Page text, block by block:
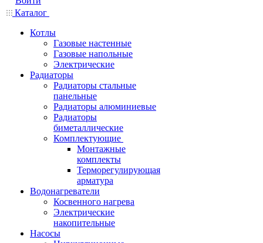
Каталог
Котлы
Газовые настенные
Газовые напольные
Электрические
Радиаторы
Радиаторы стальные
панельные
Радиаторы алюминиевые
Радиаторы
биметаллические
Комплектующие
Монтажные
комплекты
Терморегулирующая
арматура
Водонагреватели
Косвенного нагрева
Электрические
накопительные
Насосы